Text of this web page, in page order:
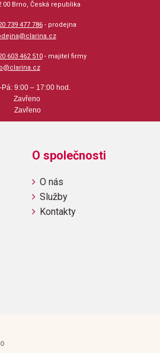
00 Brno, Česká republika
739 477 786- prodejna
603 462 510- majitel firmy
Pá: 9:00 – 17:00 hod.
Zavřeno
Zavřeno
O společnosti
O nás
Služby
Kontakty